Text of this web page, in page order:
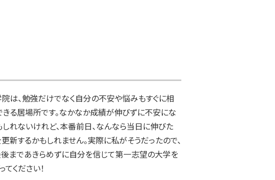
は、勉強だけでなく自分の不安や悩みもすぐに相
きる居場所です。なかなか成績が伸びずに不安にな
しれないけれど、本番前日、なんなら当日に伸びた
更新するかもしれません。実際に私がそうだったので、
まであきらめずに自分を信じて第一志望の大学を
ください！